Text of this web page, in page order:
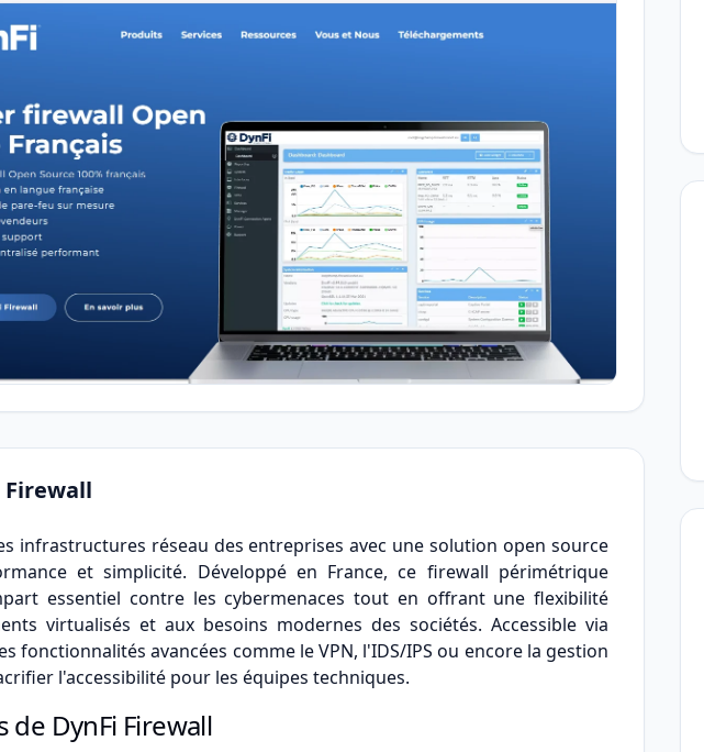
Firewall
infrastructures réseau des entreprises avec une solution open source
et simplicité. Développé en France, ce firewall périmétrique
essentiel contre les cybermenaces tout en offrant une flexibilité
virtualisés et aux besoins modernes des sociétés. Accessible via
fonctionnalités avancées comme le VPN, l'IDS/IPS ou encore la gestion
l'accessibilité pour les équipes techniques.
de DynFi Firewall